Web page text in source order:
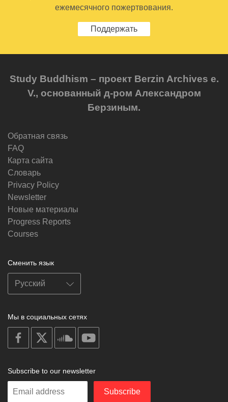
ежемесячного пожертвования.
Поддержать
Study Buddhism – проект Berzin Archives e.
V., основанный д-ром Александром
Берзиным.
Обратная связь
FAQ
Карта сайта
Словарь
Privacy Policy
Newsletter
Новые материалы
Progress Reports
Courses
Сменить язык
Мы в социальных сетях
on
facebook
soundcloud
Subscribe to our newsletter
Enter
Subscribe